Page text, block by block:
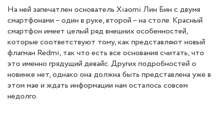
На ней запечатлен основатель Xiaomi Лин Бин с двумя
смартфонами – один в руке, второй – на столе. Красный
смартфон имеет целый ряд внешних особенностей,
которые соответствуют тому, как представляют новый
флагман Redmi, так что есть все основания считать, что
это именно грядущий девайс. Других подробностей о
новинке нет, однако она должна быть представлена уже в
этом мае и ждать информации нам осталось совсем
недолго.